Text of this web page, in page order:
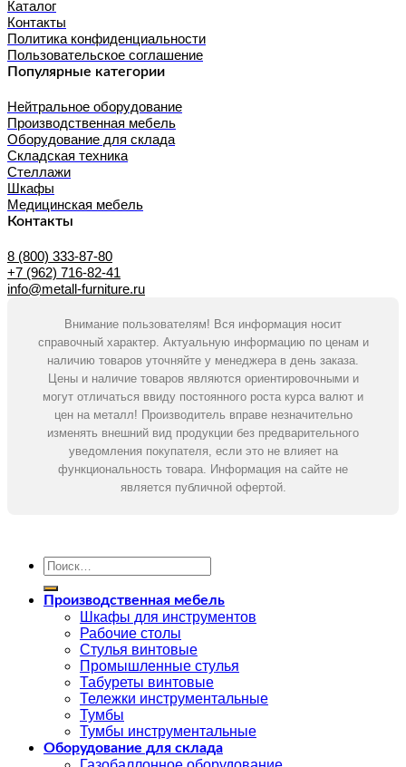
Каталог
Контакты
Политика конфиденциальности
Пользовательское соглашение
Популярные категории
Нейтральное оборудование
Производственная мебель
Оборудование для склада
Складская техника
Стеллажи
Шкафы
Медицинская мебель
Контакты
8 (800) 333-87-80
+7 (962) 716-82-41
info@metall-furniture.ru
Внимание пользователям! Вся информация носит
справочный характер. Актуальную информацию по ценам и
наличию товаров уточняйте у менеджера в день заказа.
Цены и наличие товаров являются ориентировочными и
могут отличаться ввиду постоянного роста курса валют и
цен на металл! Производитель вправе незначительно
изменять внешний вид продукции без предварительного
уведомления покупателя, если это не влияет на
функциональность товара. Информация на сайте не
является публичной офертой.
Искать:
Производственная мебель
Шкафы для инструментов
Рабочие столы
Стулья винтовые
Промышленные стулья
Табуреты винтовые
Тележки инструментальные
Тумбы
Тумбы инструментальные
Оборудование для склада